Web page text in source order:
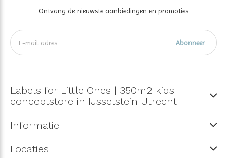
Ontvang de nieuwste aanbiedingen en promoties
Abonneer
Labels for Little Ones | 350m2 kids
conceptstore in IJsselstein Utrecht
Informatie
Locaties